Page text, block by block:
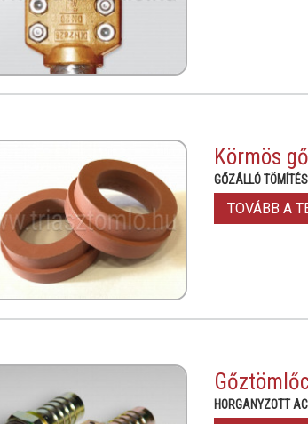
Körmös
GŐZÁLLÓ TÖMÍTÉS
TOVÁBB A
HORGANYZOTT